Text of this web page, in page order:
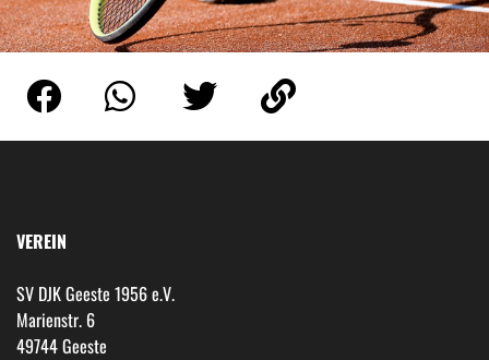
VEREIN
SV DJK Geeste 1956 e.V.
Marienstr. 6
49744 Geeste